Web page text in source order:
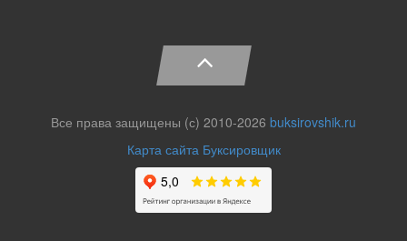
Все права защищены (с) 2010-2026 buksirovshik.ru
Карта сайта Буксировщик